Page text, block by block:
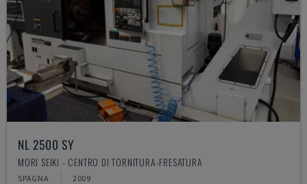
NL 2500 SY
MORI SEIKI - CENTRO DI TORNITURA-FRESATURA
SPAGNA 2009